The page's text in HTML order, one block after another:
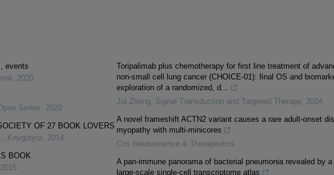
events
, 2020
Series, 2020
OF 27 BOOK LOVERS
, Knygotyra, 2014
BOOK
2015
Toripalimab plus chemotherapy for first line treatment of
non-small cell lung cancer (CHOICE-01): final OS and
exploration of a randomized, d...
Jia Zhong, Signal Transduction and Targeted Therapy, 2024
A novel frameshift ACTN2 variant causes a rare adult-onset
myopathy with multi-minicores
Cns Neuroscience & Therapeutics
A pan-immune panorama of bacterial pneumonia revealed by a
large-scale single-cell transcriptome atlas